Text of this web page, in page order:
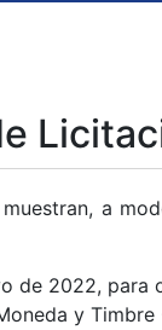
a
de 2022, para
y